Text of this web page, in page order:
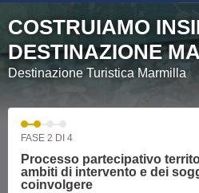
COSTRUIAMO
DESTINAZIONE
Destinazione Turistica Marmilla
FASE 2 DI 4
Processo partecipativo
ambiti di intervento e dei
coinvolgere